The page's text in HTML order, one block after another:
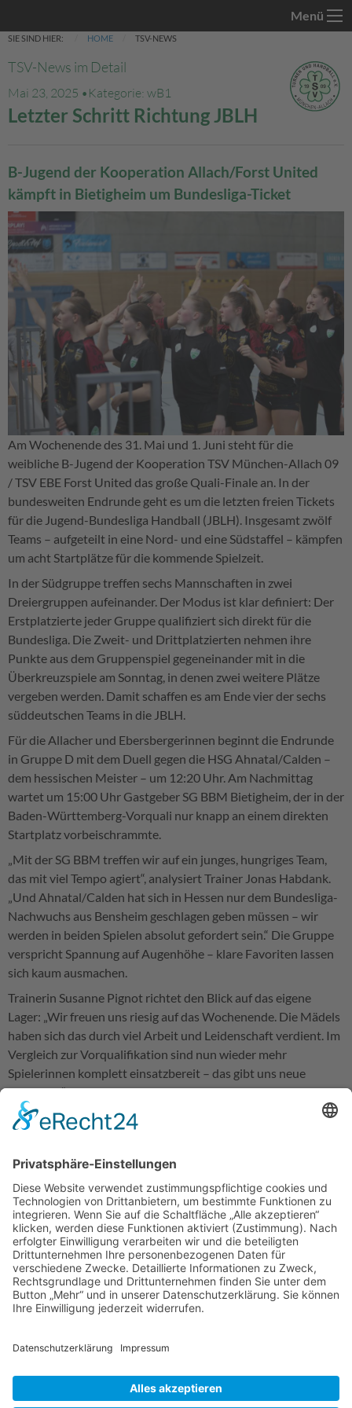
Menü
SIE SIND HIER: HOME TSV-NEWS
TSV-News im Detail
Mai 23, 2025 • Kategorie: wB1
Letzter Schritt Richtung JBLH
B-Jugend der Kooperation Allach/Forst United
kämpft in Bietigheim um Bundesliga-Ticket
Am Wochenende des 31. Mai und 1. Juni steht für die
weibliche B-Jugend der Kooperation TSV München-Allach 09
/ TSV EBE Forst United das große Quali-Finale an. In der
bundesweiten Endrunde geht es um die letzten freien Tickets
für die Jugend-Bundesliga Handball (JBLH). Insgesamt zwölf
Teams – aufgeteilt in eine Nord- und eine Südstaffel – kämpfen
um acht Startplätze für die kommende Spielzeit.
In der Südgruppe treffen sechs Mannschaften in zwei
Dreiergruppen aufeinander. Der Modus ist klar definiert: Der
Erstplatzierte jeder Gruppe qualifiziert sich direkt für die
Bundesliga. Die Zweit- und Drittplatzierten nehmen ihre
Punkte aus dem Gruppenspiel gegeneinander mit in die
Überkreuzspiele am Sonntag, in denen zwei weitere Plätze
vergeben werden. Damit schaffen es am Ende vier der sechs
süddeutschen Teams in die JBLH.
Für die Allacher und Ebersbergerinnen beginnt die Endrunde
in Gruppe D mit dem Duell gegen die HSG Ahnatal/Calden –
dem hessischen Meister – um 12:20 Uhr. Am Nachmittag
wartet um 15:00 Uhr Gastgeber SG BBM Bietigheim, der in der
Baden-Württemberg-Vorquali nur knapp an einem direkten
Startplatz vorbeischrammte.
„Mit der SG BBM treffen wir auf ein junges, hungriges Team,
das mit viel Tempo agiert“, analysiert Trainer Jonas Habdank.
„Und Ahnatal/Calden hat sich in Hessen nur dem Bundesliga-
Nachwuchs aus Bensheim geschlagen geben müssen – wir
werden in beiden Spielen absolut gefordert sein.“ Die Gruppe
verspricht Spannung auf Augenhöhe – klare Favoriten lassen
sich kaum ausmachen.
Trainerin Susanne Pignot richtet den Blick auf das eigene
Lager: „Wir freuen uns riesig auf das Wochenende. Die Mädels
haben sich das durch viel Arbeit und Leidenschaft verdient. Im
Vergleich zur Vorqualifikation sind nun wieder mehr
Spielerinnen komplett einsatzbereit – das gibt uns neue
Optionen.“
In der Parallelgruppe treffen TV Nellingen, die SG Mainz-
Bundesliga.
Auch Trainer Paul Blumenthal blickt der Herausforderung mit
Zuversicht entgegen: „Die Mannschaft hat in der bayerischen
Vorrunde Charakter gezeigt. Jetzt wollen wir den letzten
Schritt gehen – und uns auf nationaler Bühne beweisen.“
Austragungsort ist die Jahnhalle in Bietigheim, die mit ihrer
Atmosphäre und dem engagierten Publikum beste
Bedingungen für hochklassigen Jugendhandball bietet. Dort
den Sprung in die Jugend-Bundesliga geschafft haben – und
wer leer ausgeht.
Zurück